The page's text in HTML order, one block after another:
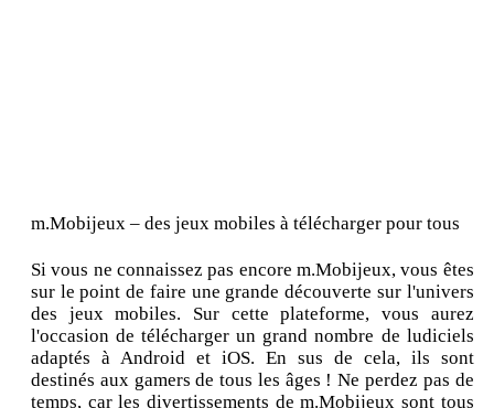
m.Mobijeux – des jeux mobiles à télécharger pour tous
Si vous ne connaissez pas encore m.Mobijeux, vous êtes
sur le point de faire une grande découverte sur l'univers
des jeux mobiles. Sur cette plateforme, vous aurez
l'occasion de télécharger un grand nombre de ludiciels
adaptés à Android et iOS. En sus de cela, ils sont
destinés aux gamers de tous les âges ! Ne perdez pas de
temps, car les divertissements de m.Mobijeux sont tous